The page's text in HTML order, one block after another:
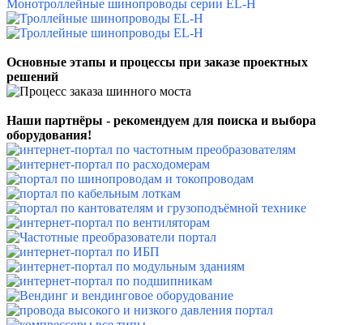
Монотроллейные шинопроводы серии EL-H
Основные этапы и процессы при заказе проектных
решений
Наши партнёры - рекомендуем для поиска и выбора
оборудования!